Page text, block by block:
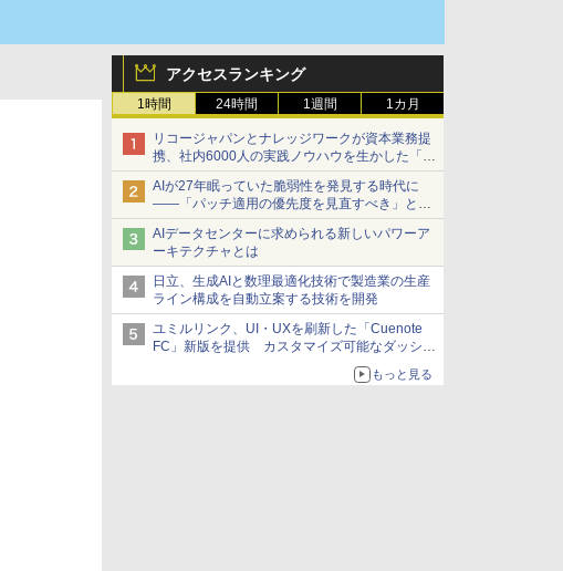
アクセスランキング
1時間 24時間 1週間 1カ月
リコージャパンとナレッジワークが資本業務提
携、社内6000人の実践ノウハウを生かした「AI
商談記録 for RICOH」を展開へ
AIが27年眠っていた脆弱性を発見する時代に
――「パッチ適用の優先度を見直すべき」とセ
キュリティ専門家
AIデータセンターに求められる新しいパワーア
ーキテクチャとは
日立、生成AIと数理最適化技術で製造業の生産
ライン構成を自動立案する技術を開発
ユミルリンク、UI・UXを刷新した「Cuenote
FC」新版を提供 カスタマイズ可能なダッシュ
もっと見る